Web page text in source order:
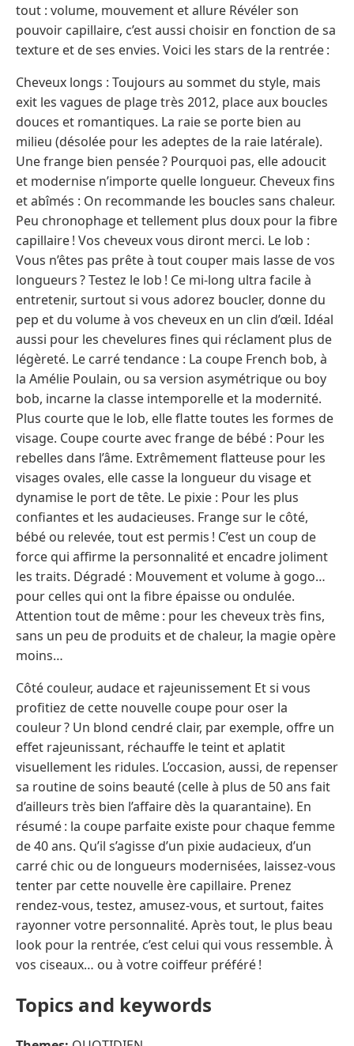
tout : volume, mouvement et allure Révéler son
pouvoir capillaire, c’est aussi choisir en fonction de sa
texture et de ses envies. Voici les stars de la rentrée :
Cheveux longs : Toujours au sommet du style, mais
exit les vagues de plage très 2012, place aux boucles
douces et romantiques. La raie se porte bien au
milieu (désolée pour les adeptes de la raie latérale).
Une frange bien pensée ? Pourquoi pas, elle adoucit
et modernise n’importe quelle longueur. Cheveux fins
et abîmés : On recommande les boucles sans chaleur.
Peu chronophage et tellement plus doux pour la fibre
capillaire ! Vos cheveux vous diront merci. Le lob :
Vous n’êtes pas prête à tout couper mais lasse de vos
longueurs ? Testez le lob ! Ce mi-long ultra facile à
entretenir, surtout si vous adorez boucler, donne du
pep et du volume à vos cheveux en un clin d’œil. Idéal
aussi pour les chevelures fines qui réclament plus de
légèreté. Le carré tendance : La coupe French bob, à
la Amélie Poulain, ou sa version asymétrique ou boy
bob, incarne la classe intemporelle et la modernité.
Plus courte que le lob, elle flatte toutes les formes de
visage. Coupe courte avec frange de bébé : Pour les
rebelles dans l’âme. Extrêmement flatteuse pour les
visages ovales, elle casse la longueur du visage et
dynamise le port de tête. Le pixie : Pour les plus
confiantes et les audacieuses. Frange sur le côté,
bébé ou relevée, tout est permis ! C’est un coup de
force qui affirme la personnalité et encadre joliment
les traits. Dégradé : Mouvement et volume à gogo…
pour celles qui ont la fibre épaisse ou ondulée.
Attention tout de même : pour les cheveux très fins,
sans un peu de produits et de chaleur, la magie opère
moins…
Côté couleur, audace et rajeunissement Et si vous
profitiez de cette nouvelle coupe pour oser la
couleur ? Un blond cendré clair, par exemple, offre un
effet rajeunissant, réchauffe le teint et aplatit
visuellement les ridules. L’occasion, aussi, de repenser
sa routine de soins beauté (celle à plus de 50 ans fait
d’ailleurs très bien l’affaire dès la quarantaine). En
résumé : la coupe parfaite existe pour chaque femme
de 40 ans. Qu’il s’agisse d’un pixie audacieux, d’un
carré chic ou de longueurs modernisées, laissez-vous
tenter par cette nouvelle ère capillaire. Prenez
rendez-vous, testez, amusez-vous, et surtout, faites
rayonner votre personnalité. Après tout, le plus beau
look pour la rentrée, c’est celui qui vous ressemble. À
vos ciseaux… ou à votre coiffeur préféré !
Topics and keywords